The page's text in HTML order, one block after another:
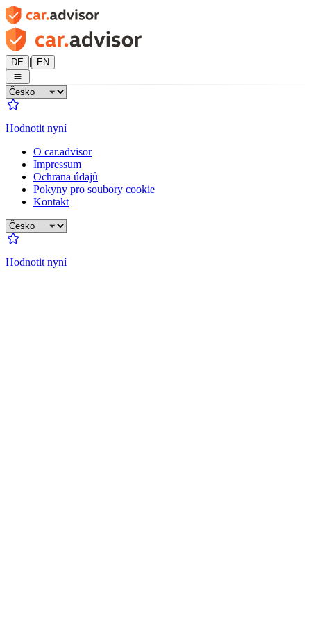
DE | EN
Hodnotit nyní
O car.advisor
Impressum
Ochrana údajů
Pokyny pro soubory cookie
Kontakt
Hodnotit nyní